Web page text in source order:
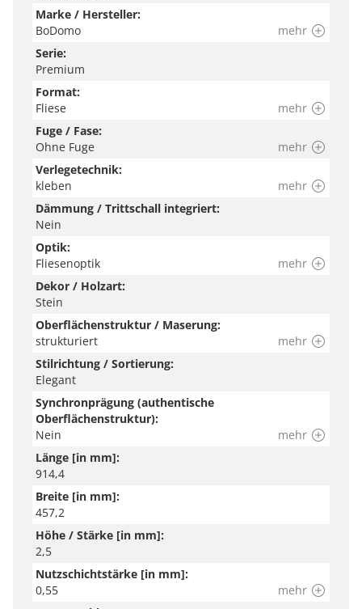
Marke / Hersteller:
BoDomo
mehr
Serie:
Premium
Format:
Fliese
mehr
Fuge / Fase:
Ohne Fuge
mehr
Verlegetechnik:
kleben
mehr
Dämmung / Trittschall integriert:
Nein
Optik:
Fliesenoptik
mehr
Dekor / Holzart:
Stein
Oberflächenstruktur / Maserung:
strukturiert
mehr
Stilrichtung / Sortierung:
Elegant
Synchronprägung (authentische
Oberflächenstruktur):
Nein
mehr
Länge [in mm]:
914,4
Breite [in mm]:
457,2
Höhe / Stärke [in mm]:
2,5
Nutzschichtstärke [in mm]:
0,55
mehr